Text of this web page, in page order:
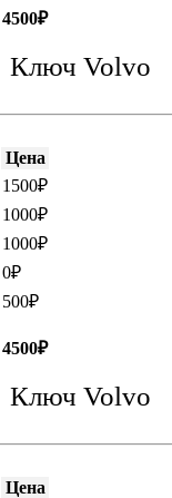
4500₽
Ключ Volvo
Цена
1500₽
1000₽
1000₽
0₽
500₽
4500₽
Ключ Volvo
Цена